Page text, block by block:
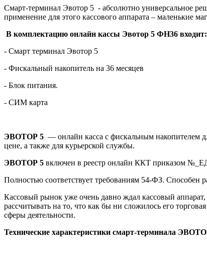
Смарт-терминал Эвотор 5 - абсолютно универсальное
применение для этого кассового аппарата – маленькие
В комплектацию онлайн кассы Эвотор 5 ФН36 входит:
- Смарт терминал Эвотор 5
- Фискальный накопитель на 36 месяцев
- Блок питания.
- СИМ карта
ЭВОТОР 5 — онлайн касса с фискальным накопителем
цене, а также для курьерской службы.
ЭВОТОР 5 включен в реестр онлайн ККТ приказом
Полностью соответствует требованиям 54-ФЗ. Способен
Кассовый рынок уже очень давно ждал кассовый
рассчитывать на то, что как бы ни сложилось его
сферы деятельности.
Технические характеристики смарт-терминала